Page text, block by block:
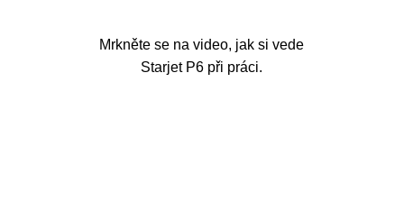
Mrkněte se na video, jak si vede
Starjet P6 při práci.